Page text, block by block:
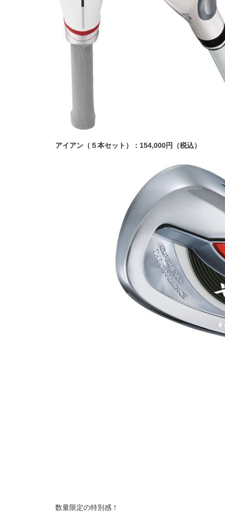
アイアン（５本セット）：154,000円（税込）
数量限定の特別感！